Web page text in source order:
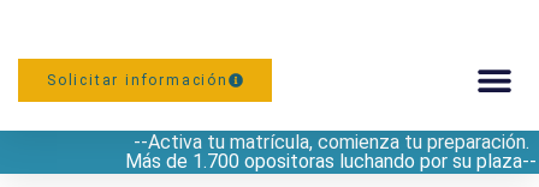
Solicitar información
--Activa tu matrícula, comienza tu preparación.
Más de 1.700 opositoras luchando por su plaza--